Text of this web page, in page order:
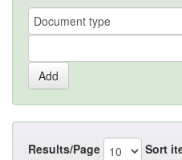
Results/Page Sort